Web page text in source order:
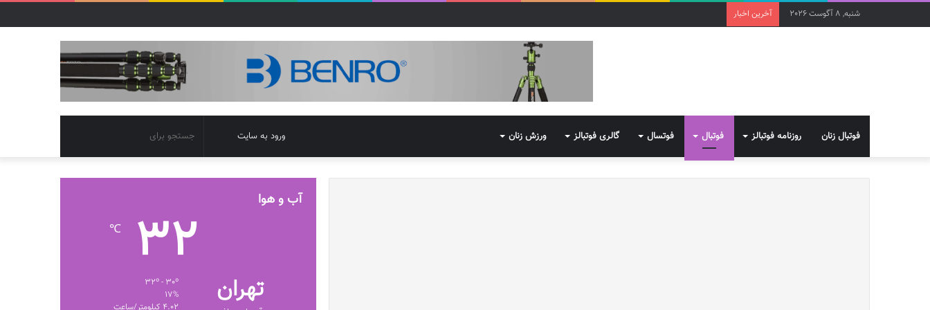
شنبه, 8 آگوست 2026 آخرین اخبار
فوتبال زنان روزنامه فوتبالز فوتبال فوتسال گالری فوتبالز ورزش زنان
برای
تغییر
پوسته
ورود به سایت
آب و هوا
تهران
32
℃
17%
4.02 کیلومتر/ساعت